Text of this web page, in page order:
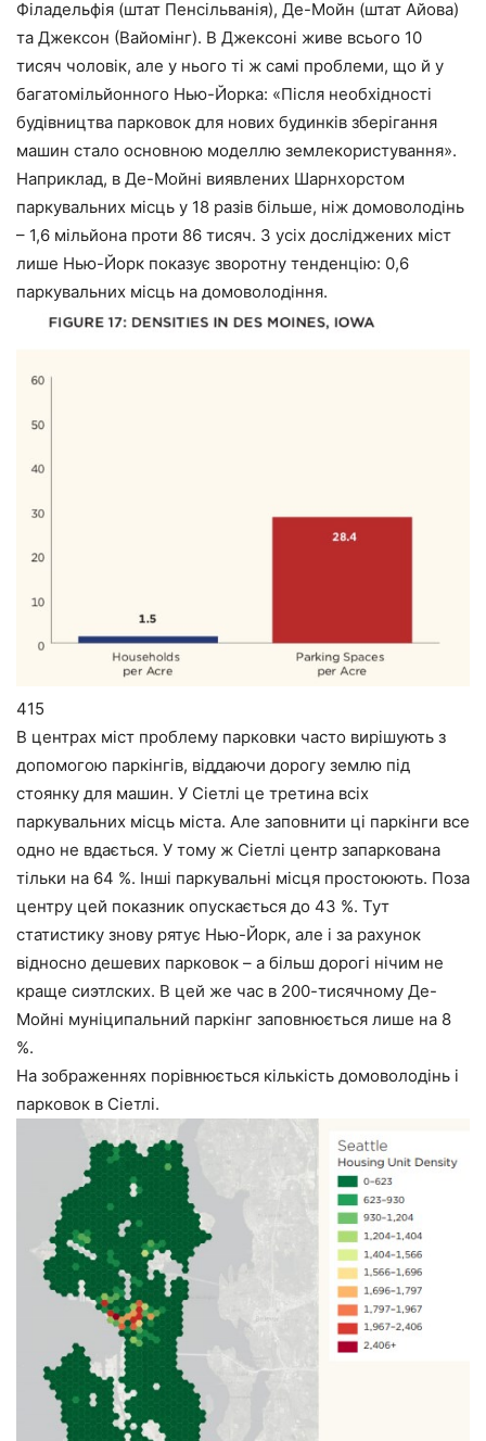
Філадельфія (штат Пенсільванія), Де-Мойн (штат Айова)
та Джексон (Вайомінг). В Джексоні живе всього 10
тисяч чоловік, але у нього ті ж самі проблеми, що й у
багатомільйонного Нью-Йорка: «Після необхідності
будівництва парковок для нових будинків зберігання
машин стало основною моделлю землекористування».
Наприклад, в Де-Мойні виявлених Шарнхорстом
паркувальних місць у 18 разів більше, ніж домоволодінь
– 1,6 мільйона проти 86 тисяч. З усіх досліджених міст
лише Нью-Йорк показує зворотну тенденцію: 0,6
паркувальних місць на домоволодіння.
415
В центрах міст проблему парковки часто вирішують з
допомогою паркінгів, віддаючи дорогу землю під
стоянку для машин. У Сіетлі це третина всіх
паркувальних місць міста. Але заповнити ці паркінги все
одно не вдається. У тому ж Сіетлі центр запаркована
тільки на 64 %. Інші паркувальні місця простоюють. Поза
центру цей показник опускається до 43 %. Тут
статистику знову рятує Нью-Йорк, але і за рахунок
відносно дешевих парковок – а більш дорогі нічим не
краще сиэтлских. В цей же час в 200-тисячному Де-
Мойні муніципальний паркінг заповнюється лише на 8
%.
На зображеннях порівнюється кількість домоволодінь і
парковок в Сіетлі.